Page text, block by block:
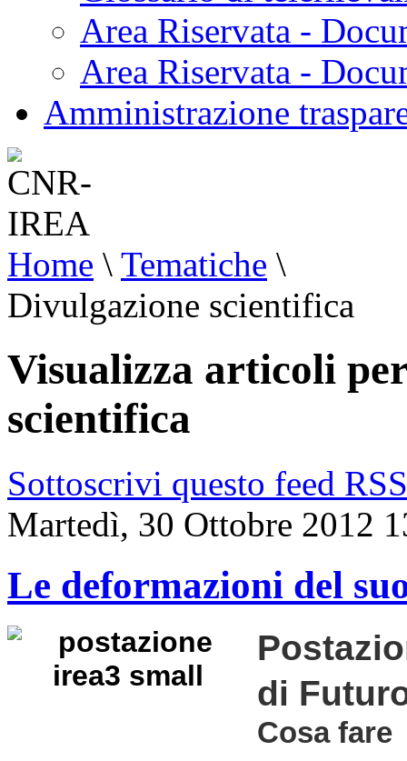
Area Riservata -
Area Riservata -
Amministrazione
Home \ Tematiche \
Divulgazione scientifica
Visualizza articoli
scientifica
Sottoscrivi questo feed RSS
Martedì, 30 Ottobre 2012
Le deformazioni del
di
Cosa fare